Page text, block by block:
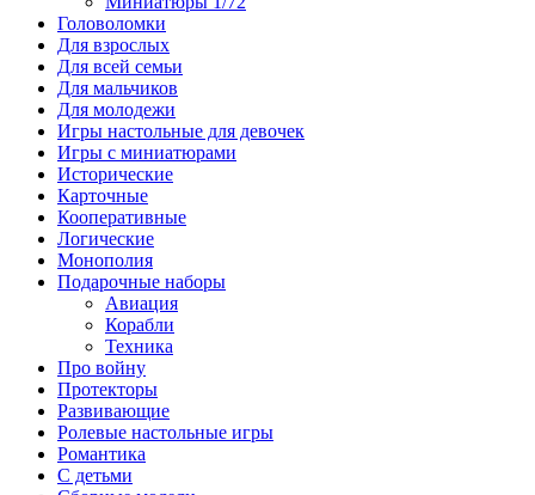
Головоломки
Для взрослых
Для всей семьи
Для мальчиков
Для молодежи
Игры настольные для девочек
Игры с миниатюрами
Исторические
Карточные
Кооперативные
Логические
Монополия
Подарочные наборы
Авиация
Корабли
Техника
Про войну
Протекторы
Развивающие
Ролевые настольные игры
Романтика
С детьми